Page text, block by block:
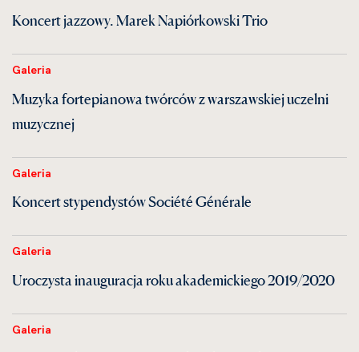
Koncert jazzowy. Marek Napiórkowski Trio
Galeria
Muzyka fortepianowa twórców z warszawskiej uczelni
muzycznej
Galeria
Koncert stypendystów Société Générale
Galeria
Uroczysta inauguracja roku akademickiego 2019/2020
Galeria